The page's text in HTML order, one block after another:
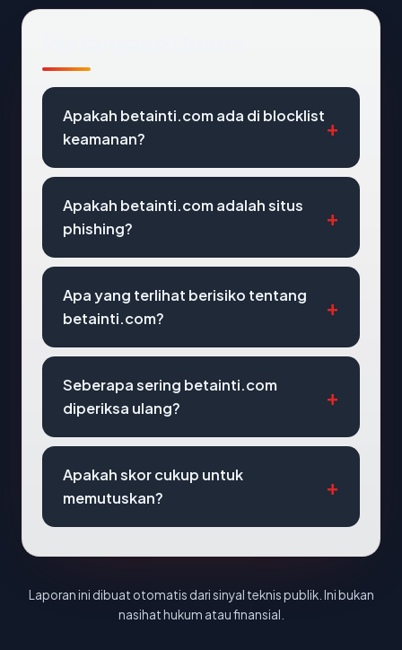
Apakah betainti.com ada di blocklist
keamanan?
Apakah betainti.com adalah situs
phishing?
Apa yang terlihat berisiko tentang
betainti.com?
Seberapa sering betainti.com
diperiksa ulang?
Apakah skor cukup untuk
memutuskan?
Laporan ini dibuat otomatis dari sinyal teknis publik. Ini bukan
nasihat hukum atau finansial.